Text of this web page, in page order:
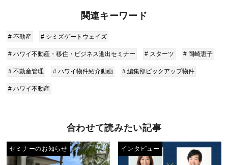
関連キーワード
# 不動産 # シミズゲートウェイズ
# ハワイ不動産・移住・ビジネス進出セミナー # スターツ # 岡崎恵子
# 不動産管理 # ハワイ物件紹介動画 # 編集部ピックアップ物件
# ハワイ不動産
合わせて読みたい記事
セミナーのお知らせ インタビュー